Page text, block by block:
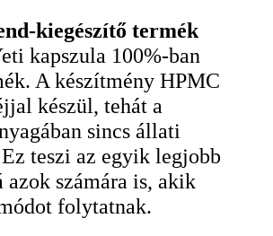
kiegészítő termék
kapszula 100%-ban
A készítmény HPMC
készül, tehát a
sincs állati
Ez teszi az egyik legjobb
azok számára is, akik
folytatnak.